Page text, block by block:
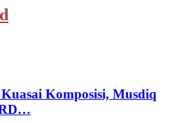
Komposisi, Musdiq